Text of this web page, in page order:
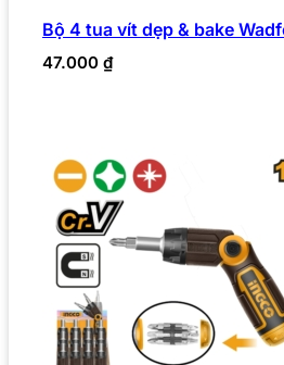
Bộ 4 tua vít dẹp & bake
47.000 ₫